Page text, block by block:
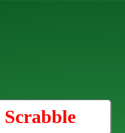
Scrabble